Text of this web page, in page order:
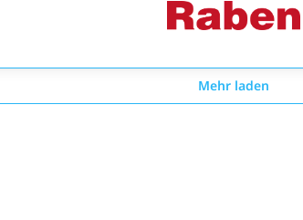
Mehr laden